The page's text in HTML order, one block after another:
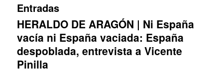
Entradas
HERALDO DE ARAGÓN | Ni España
vacía ni España vaciada: España
despoblada, entrevista a Vicente
Pinilla